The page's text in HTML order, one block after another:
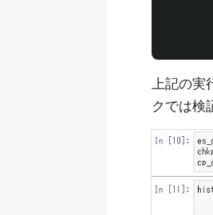
上記の実
クでは検